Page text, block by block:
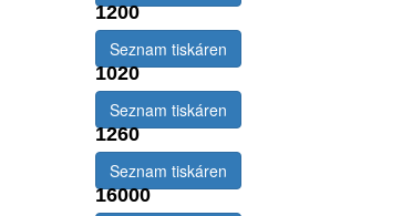
1200
1020
Seznam tiskáren
1260
Seznam tiskáren
16000
Seznam tiskáren